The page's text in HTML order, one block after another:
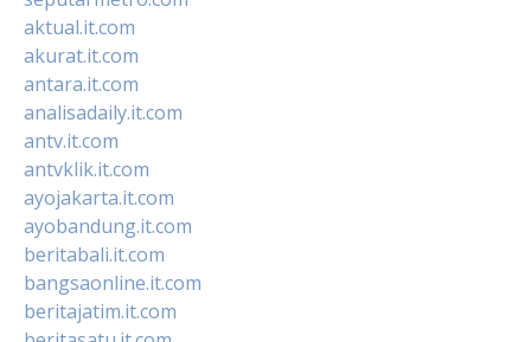
aktual.it.com
akurat.it.com
antara.it.com
analisadaily.it.com
antv.it.com
antvklik.it.com
ayojakarta.it.com
ayobandung.it.com
beritabali.it.com
bangsaonline.it.com
beritajatim.it.com